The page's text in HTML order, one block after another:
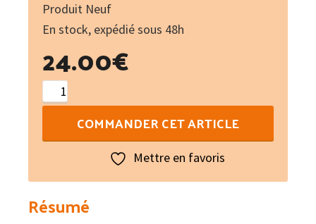
Produit Neuf
En stock, expédié sous 48h
24.00€
quantité
de
Études
d'histoire
COMMANDER CET ARTICLE
Mettre en favoris
Résumé